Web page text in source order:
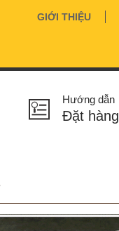
GIỚI THIỆU
Hướng dẫn
Đặt hàng